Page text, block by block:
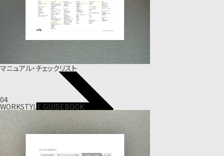
マニュアル・チェックリスト
04
WORKSTYLE GUIDEBOOK